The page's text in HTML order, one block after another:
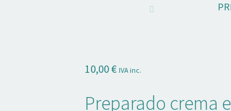
10,00€ IVA inc.
Preparado crema